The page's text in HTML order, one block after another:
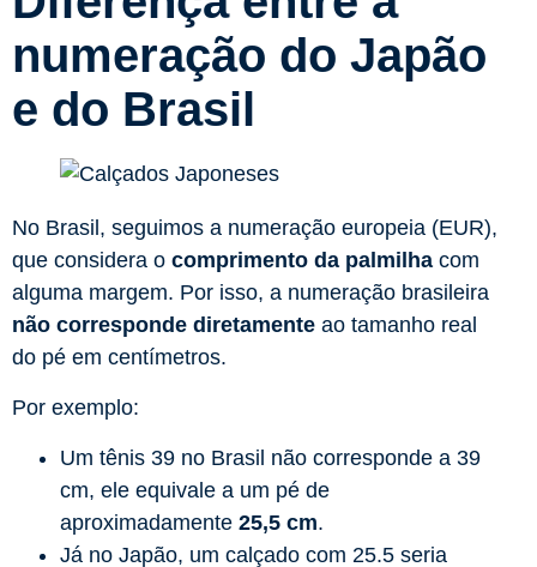
numeração do Japão
e do Brasil
No Brasil, seguimos a numeração europeia (EUR),
que considera o comprimento da palmilha com
alguma margem. Por isso, a numeração brasileira
não corresponde diretamente ao tamanho real
do pé em centímetros.
Por exemplo:
Um tênis 39 no Brasil não corresponde a 39
cm, ele equivale a um pé de
aproximadamente 25,5 cm.
Já no Japão, um calçado com 25.5 seria